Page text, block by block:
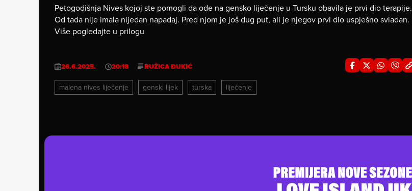
Petogodišnja Nives kojoj ste pomogli da ode na gensko liječenje u Tursku obavila je prvi dio terapije.
Od tada nije imala nijedan napadaj. Pred njom je još dug put, ali je njegov prvi dio uspješno svladan.
Više pogledajte u prilogu
26.6.2025. 20:18 RUŽICA ĐUKIĆ
malena nives liječenje genski lijek turska liječenje